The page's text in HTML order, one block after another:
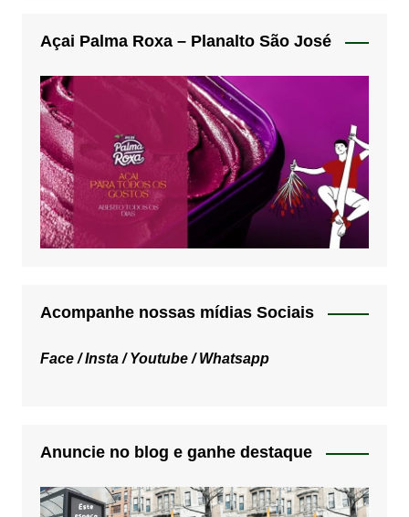
Açai Palma Roxa – Planalto São José
Acompanhe nossas mídias Sociais
Face /Insta /Youtube /Whatsapp
Anuncie no blog e ganhe destaque